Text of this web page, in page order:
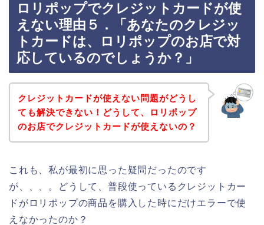
ロリポップでクレジットカードが使
えない理由５．「あなたのクレジッ
トカードは、ロリポップのお店で対
応しているのでしょうか？」
クレジットカードが使えない問題がどうし
ても解決できない！どうして、ロリポップ
のお店でクレジットカードが使えないの？
これも、私が最初に思った疑問だったのです
が、、、。どうして、普段使っているクレジットカー
ドがロリポップの商品を購入した時にだけエラーで使
えなかったのか？